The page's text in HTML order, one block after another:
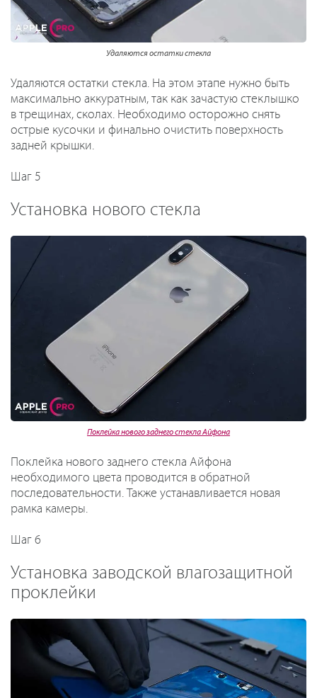
Удаляются остатки стекла
Удаляются остатки стекла. На этом этапе нужно быть
максимально аккуратным, так как зачастую стеклышко
в трещинах, сколах. Необходимо осторожно снять
острые кусочки и финально очистить поверхность
задней крышки.
Шаг 5
Установка нового стекла
Поклейка нового заднего стекла Айфона
Поклейка нового заднего стекла Айфона
необходимого цвета проводится в обратной
последовательности. Также устанавливается новая
рамка камеры.
Шаг 6
Установка заводской влагозащитной
проклейки